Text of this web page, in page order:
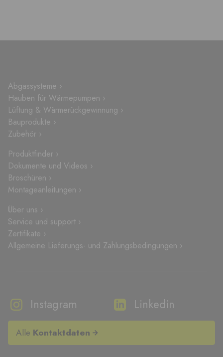
Abgassysteme ›
Hauben für Wärmepumpen ›
Lüftung & Wärmerückgewinnung ›
Bauprodukte ›
Zubehör ›
Produktfinder ›
Dokumente und Videos ›
Broschüren ›
Montageanleitungen ›
Über uns ›
Service und support ›
Zertifikate ›
Allgemeine Lieferungs- und Zahlungsbedingungen ›
Instagram Linkedin
Alle Kontaktdaten